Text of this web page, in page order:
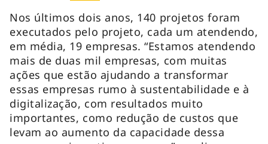
Nos últimos dois anos, 140 projetos foram
executados pelo projeto, cada um atendendo,
em média, 19 empresas. “Estamos atendendo
mais de duas mil empresas, com muitas
ações que estão ajudando a transformar
essas empresas rumo à sustentabilidade e à
digitalização, com resultados muito
importantes, como redução de custos que
levam ao aumento da capacidade dessa